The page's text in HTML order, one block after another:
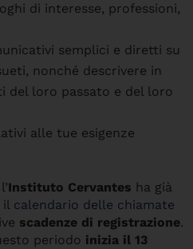
di interesse, professioni,
semplici e diretti su
nonché descrivere in
del loro passato e del loro
alle tue esigenze
Instituto Cervantes ha già
il calendario delle chiamate
scadenze di registrazione.
periodo inizia il 13